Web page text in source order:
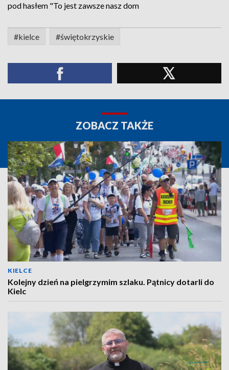
pod hasłem "To jest zawsze nasz dom
#kielce #świętokrzyskie
ZOBACZ TAKŻE
KIELCE
Kolejny dzień na pielgrzymim szlaku. Pątnicy dotarli do
Kielc